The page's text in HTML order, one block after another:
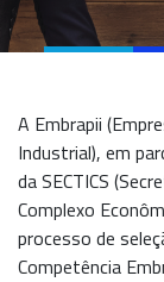
A Embrapii
Industrial), em
da SECTICS
Complexo
processo de
Competência